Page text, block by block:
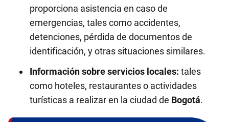
proporciona asistencia en caso de
emergencias, tales como accidentes,
detenciones, pérdida de documentos de
identificación, y otras situaciones similares.
Información sobre servicios locales: tales
como hoteles, restaurantes o actividades
turísticas a realizar en la ciudad de Bogotá.